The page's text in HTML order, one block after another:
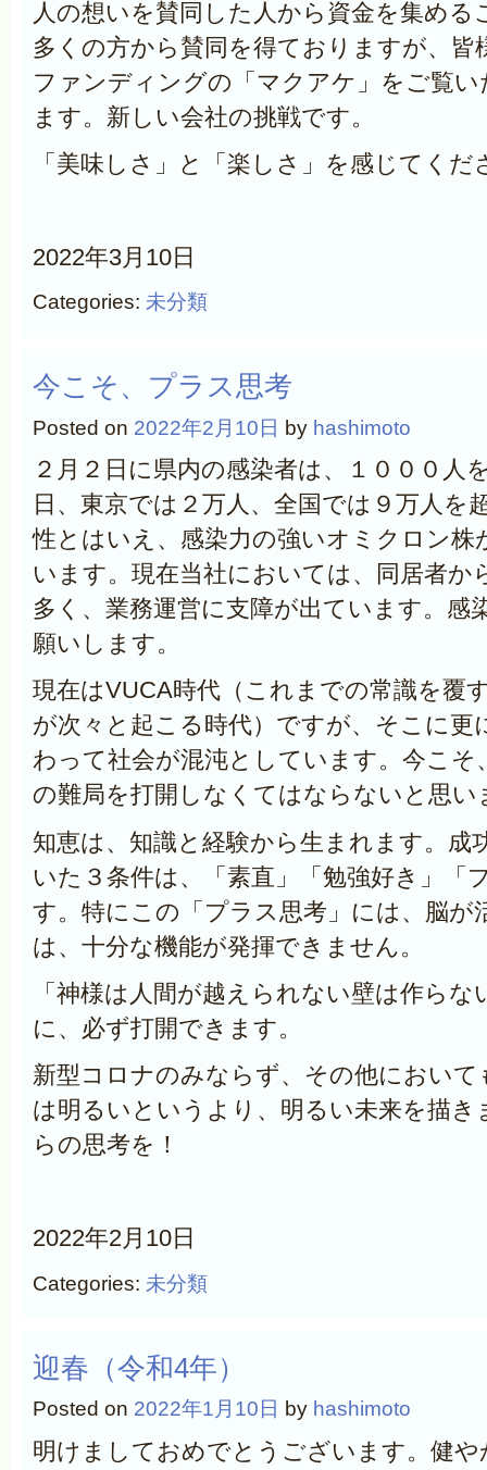
人の想いを賛同した人から資金を集める
多くの方から賛同を得ておりますが、皆
ファンディングの「マクアケ」をご覧
ます。新しい会社の挑戦です。
「美味しさ」と「楽しさ」を感じてくだ
2022年3月10日
Categories: 未分類
今こそ、プラス思考
Posted on 2022年2月10日 by hashimoto
２月２日に県内の感染者は、１０００人
日、東京では２万人、全国では９万人を
性とはいえ、感染力の強いオミクロン株
います。現在当社においては、同居者か
多く、業務運営に支障が出ています。感
願いします。
現在はVUCA時代（これまでの常識を覆
が次々と起こる時代）ですが、そこに更
わって社会が混沌としています。今こそ
の難局を打開しなくてはならないと思い
知恵は、知識と経験から生まれます。成
いた３条件は、「素直」「勉強好き」「
す。特にこの「プラス思考」には、脳が
は、十分な機能が発揮できません。
「神様は人間が越えられない壁は作ら
に、必ず打開できます。
新型コロナのみならず、その他において
は明るいというより、明るい未来を描き
らの思考を！
2022年2月10日
Categories: 未分類
迎春（令和4年）
Posted on 2022年1月10日 by hashimoto
明けましておめでとうございます。健や